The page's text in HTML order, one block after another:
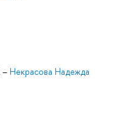
– Некрасова Надежда